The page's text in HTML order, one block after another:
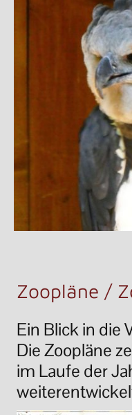
Zoopläne /
Ein Blick in die
Die Zoopläne
im Laufe der